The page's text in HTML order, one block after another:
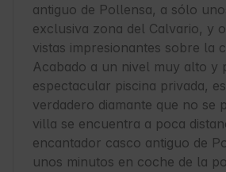
antiguo de Pollensa, a sólo
exclusiva zona del Calvario, y
vistas impresionantes sobre la
Acabado a un nivel muy alto y
espectacular piscina privada,
verdadero diamante que no se
villa se encuentra a poca
encantador casco antiguo de
unos minutos en coche de la